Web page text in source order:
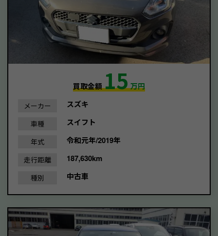
買取金額15万円
メーカー スズキ
車種 スイフト
年式 令和元年/2019年
走行距離 187,630km
種別 中古車